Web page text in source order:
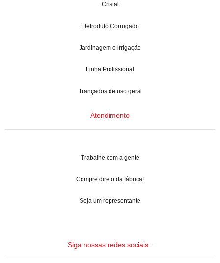
Cristal
Eletroduto Corrugado
Jardinagem e irrigação
Linha Profissional
Trançados de uso geral
Atendimento
Trabalhe com a gente
Compre direto da fábrica!
Seja um representante
Siga nossas redes sociais :